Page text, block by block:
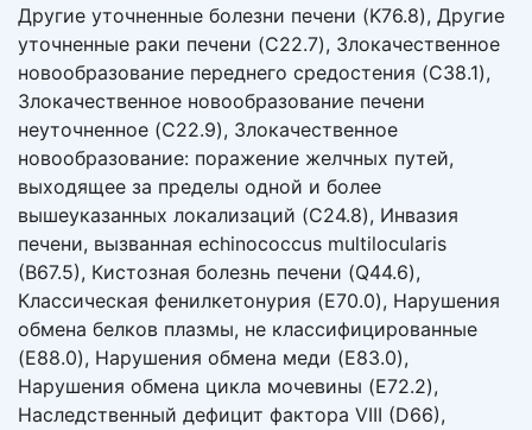
Другие уточненные болезни печени (K76.8), Другие
уточненные раки печени (C22.7), Злокачественное
новообразование переднего средостения (C38.1),
Злокачественное новообразование печени
неуточненное (C22.9), Злокачественное
новообразование: поражение желчных путей,
выходящее за пределы одной и более
вышеуказанных локализаций (C24.8), Инвазия
печени, вызванная echinococcus multilocularis
(B67.5), Кистозная болезнь печени (Q44.6),
Классическая фенилкетонурия (E70.0), Нарушения
обмена белков плазмы, не классифицированные
(E88.0), Нарушения обмена меди (E83.0),
Нарушения обмена цикла мочевины (E72.2),
Наследственный дефицит фактора VIII (D66),